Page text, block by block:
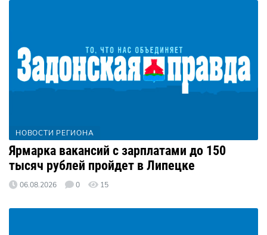
НОВОСТИ РЕГИОНА
Ярмарка вакансий с зарплатами до 150
тысяч рублей пройдет в Липецке
06.08.2026 0 15